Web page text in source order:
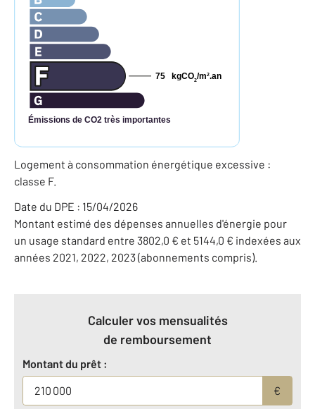
Émissions de CO2 très importantes
kgCO2/m2.an
75
Logement à consommation énergétique excessive :
classe F.
Date du DPE : 15/04/2026
Montant estimé des dépenses annuelles d'énergie pour
un usage standard entre 3802,0 € et 5144,0 € indexées aux
années 2021, 2022, 2023 (abonnements compris).
Calculer vos mensualités
de remboursement
Montant du prêt :
€